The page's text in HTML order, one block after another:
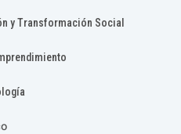
y Transformación Social